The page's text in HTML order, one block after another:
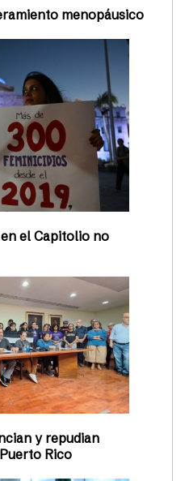
lucha por el
política”
y cofundadora de
La sala de Todas,
con relación al